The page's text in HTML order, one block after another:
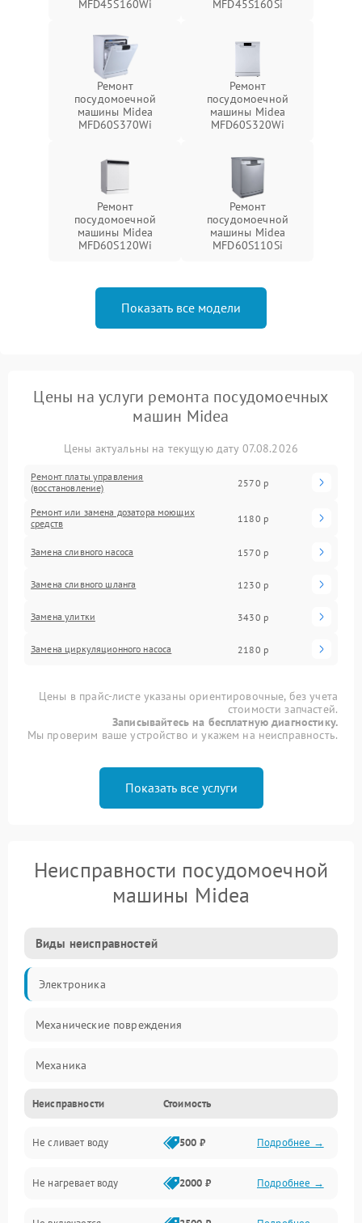
MFD45S160Wi
MFD45S160Si
Ремонт
посудомоечной
машины Midea
MFD60S370Wi
Ремонт
посудомоечной
машины Midea
MFD60S320Wi
Ремонт
посудомоечной
машины Midea
MFD60S120Wi
Ремонт
посудомоечной
машины Midea
MFD60S110Si
Показать все модели
Цены на услуги ремонта посудомоечных
машин Midea
Цены актуальны на текущую дату 07.08.2026
Ремонт платы управления
(восстановление)
2570 р
Ремонт или замена дозатора моющих
средств
1180 р
Замена сливного насоса 1570 р
Замена сливного шланга 1230 р
Замена улитки 3430 р
Замена циркуляционного насоса 2180 р
Цены в прайс-листе указаны ориентировочные, без учета
стоимости запчастей.
Записывайтесь на бесплатную диагностику.
Мы проверим ваше устройство и укажем на неисправность.
Показать все услуги
Неисправности посудомоечной
машины Midea
Виды неисправностей
Электроника
Механические повреждения
Механика
Управление
Электропитание
Датчики
Неисправности Стоимость
Не сливает воду 500 ₽ Подробнее →
Не нагревает воду 2000 ₽ Подробнее →